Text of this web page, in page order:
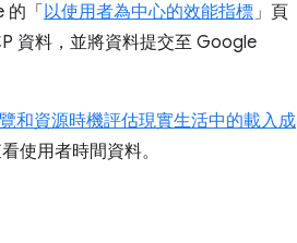
「 以使用者為中心的效能指標」頁
資料，並將資料提交至 Google
和資源時機評估現實生活中的載入成
使用者時間資料。